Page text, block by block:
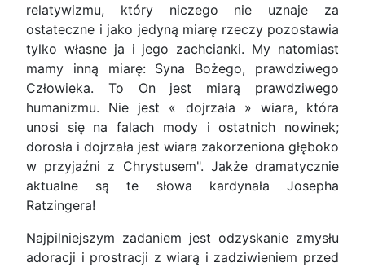
relatywizmu, który niczego nie uznaje za
ostateczne i jako jedyną miarę rzeczy pozostawia
tylko własne ja i jego zachcianki. My natomiast
mamy inną miarę: Syna Bożego, prawdziwego
Człowieka. To On jest miarą prawdziwego
humanizmu. Nie jest « dojrzała » wiara, która
unosi się na falach mody i ostatnich nowinek;
dorosła i dojrzała jest wiara zakorzeniona głęboko
w przyjaźni z Chrystusem". Jakże dramatycznie
aktualne są te słowa kardynała Josepha
Ratzingera!
Najpilniejszym zadaniem jest odzyskanie zmysłu
adoracji i prostracji z wiarą i zadziwieniem przed